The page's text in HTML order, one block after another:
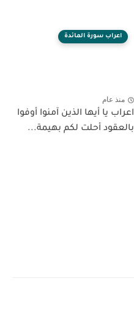
اعراب سورة المائدة
منذ عام
اعراب يا أيها الذين آمنوا أوفوا
بالعقود أحلت لكم بهيمة...